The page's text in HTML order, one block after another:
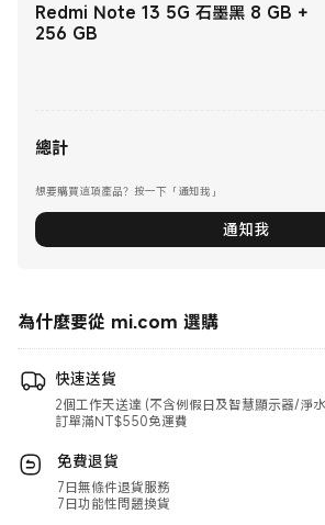
Redmi Note 13 5G 石墨黑 8 GB +
256 GB
總計
想要購買這項產品？按一下「通知我」
通知我
為什麼要從 mi.com 選購
快速送貨
2個工作天送達 (不含例假日及智慧顯示器/淨
訂單滿NT$550免運費
免費退貨
7日無條件退貨服務
7日功能性問題換貨